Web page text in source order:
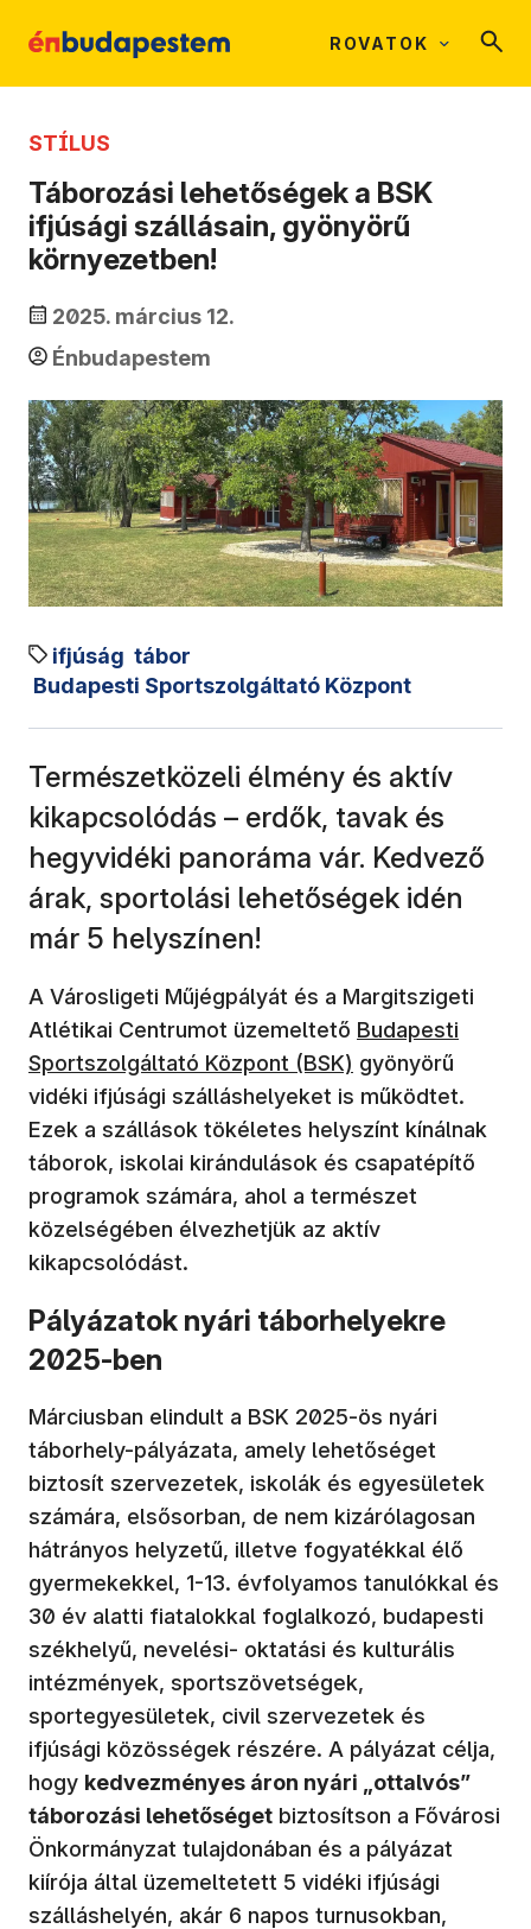
ROVATOK
STÍLUS
Táborozási lehetőségek a BSK
ifjúsági szállásain, gyönyörű
környezetben!
2025. március 12.
Énbudapestem
ifjúság tábor
Budapesti Sportszolgáltató Központ
Természetközeli élmény és aktív
kikapcsolódás – erdők, tavak és
hegyvidéki panoráma vár. Kedvező
árak, sportolási lehetőségek idén
már 5 helyszínen!
A Városligeti Műjégpályát és a Margitszigeti
Atlétikai Centrumot üzemeltető (új ablakban
Budapesti
Sportszolgáltató Központ (BSK) gyönyörű
vidéki ifjúsági szálláshelyeket is működtet.
Ezek a szállások tökéletes helyszínt kínálnak
táborok, iskolai kirándulások és csapatépítő
programok számára, ahol a természet
közelségében élvezhetjük az aktív
kikapcsolódást.
Pályázatok nyári táborhelyekre
2025-ben
Márciusban elindult a BSK 2025-ös nyári
táborhely-pályázata, amely lehetőséget
biztosít szervezetek, iskolák és egyesületek
számára, elsősorban, de nem kizárólagosan
hátrányos helyzetű, illetve fogyatékkal élő
gyermekekkel, 1-13. évfolyamos tanulókkal és
30 év alatti fiatalokkal foglalkozó, budapesti
székhelyű, nevelési- oktatási és kulturális
intézmények, sportszövetségek,
sportegyesületek, civil szervezetek és
ifjúsági közösségek részére. A pályázat célja,
hogy kedvezményes áron nyári „ottalvós”
táborozási lehetőséget biztosítson a Fővárosi
Önkormányzat tulajdonában és a pályázat
kiírója által üzemeltetett 5 vidéki ifjúsági
szálláshelyén, akár 6 napos turnusokban,